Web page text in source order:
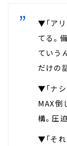
▼「ア
てる。
ていう
だけの
▼「ナ
MAX倒
構。圧
▼「そ